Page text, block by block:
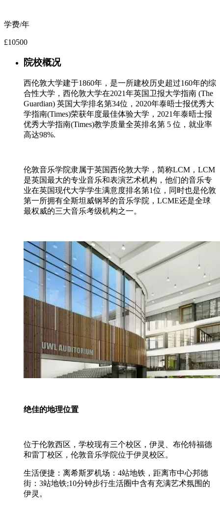
学费/年
£10500
院校概况
西伦敦大学建于1860年，是一所建校历史超过160年的综
合性大学，西伦敦大学在2021年英国卫报大学指南 (The
Guardian) 英国大学排名第34位，2020年泰晤士报优秀大
学指南(Times)荣获年度最佳体验大学，2021年泰晤士报
优秀大学指南(Times)教学质量全英排名第 5 位，就业率
高达98%.
伦敦音乐学院隶属于英国西伦敦大学，简称LCM，LCM
是英国最大的专业音乐和表演艺术机构，他们的音乐专
业在英国现代大学学生满意度排名第1位，同时也是伦敦
第一所拥有全斯坦威钢琴的音乐学院，LCME还是全球
最权威的三大音乐考级机构之一。
绝佳的地理位置
位于伦敦西区，学校现有三个校区，伊灵、布伦特福德
和雷丁校区，伦敦音乐学院位于伊灵校区。
生活便捷：离希斯罗机场：4站地铁，距离市中心邦德
街：3站地铁;10分钟步行生活圈中含有充满艺术氛围的
伊灵。